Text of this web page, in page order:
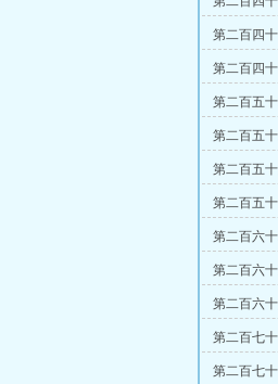
第二百四
第二百四
第二百五
第二百五
第二百五
第二百五
第二百六
第二百六
第二百六
第二百七
第二百七